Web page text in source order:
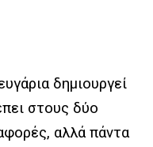
δημιουργεί
στους δύο
αλλά πάντα